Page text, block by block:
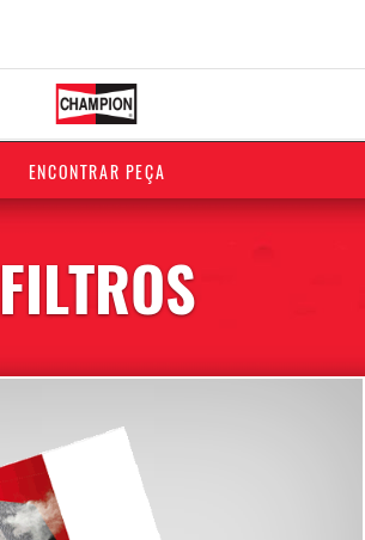
ENCONTRAR PEÇA
FILTROS